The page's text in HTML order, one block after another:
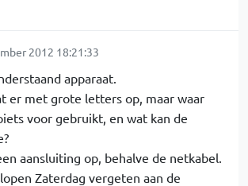
2012 18:21:33
apparaat.
er met grote letters op, maar waar
voor gebruikt, en wat kan de
aansluiting op, behalve de netkabel.
Zaterdag vergeten aan de